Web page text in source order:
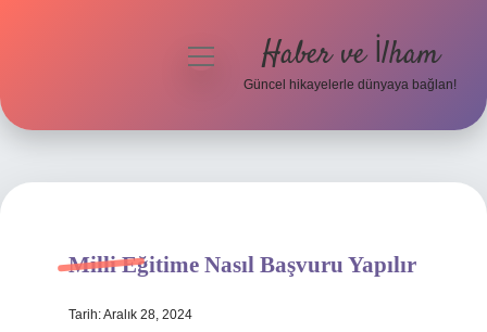
Hakkımızda
menüyü
Haber ve İlham
Güncel hikayelerle dünyaya bağlan!
Milli Eğitime Nasıl Başvuru Yapılır
Tarih: Aralık 28, 2024